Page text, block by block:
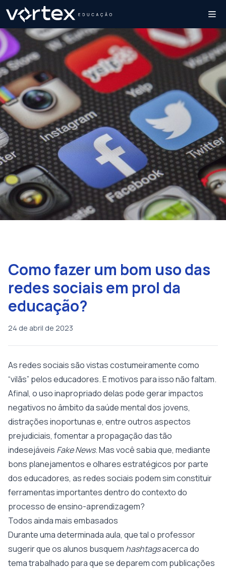
Como fazer um bom uso das
redes sociais em prol da
educação?
24 de abril de 2023
As redes sociais são vistas costumeiramente como
“vilãs” pelos educadores. E motivos para isso não faltam.
Afinal, o uso inapropriado delas pode gerar impactos
negativos no âmbito da saúde mental dos jovens,
distrações inoportunas e, entre outros aspectos
prejudiciais, fomentar a propagação das tão
indesejáveis Fake News. Mas você sabia que, mediante
bons planejamentos e olhares estratégicos por parte
dos educadores, as redes sociais podem sim constituir
ferramentas importantes dentro do contexto do
processo de ensino-aprendizagem?
Todos ainda mais embasados
Durante uma determinada aula, que tal o professor
sugerir que os alunos busquem hashtagsacerca do
tema trabalhado para que se deparem com publicações